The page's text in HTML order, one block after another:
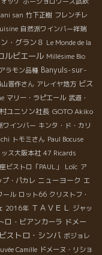
san 竹下正樹 フレンチレ
自然派ワインバー祥瑞
・グラン８ Le Monde de la
ルビエール Millésime Bio
アラモン品種 Banyuls-sur-
晋作さん アレイヤ地方 ビス
マリー・ラピエール 武道・
ユニソン社長 GOTO Akiko
ワインバー キンタ・ド・カリ
トモミさん Paul Bocuse
ス大阪本社 47 Ricards
ビストロ「PAUL」 Loïc ア
・パカレ ニューヨーク エ
ール ロット66 クリストフ・
2016年 ＴＡＶＥＬ ジャッ
ロ・ビアンカーラ ドメー
ビストロ・シンバ ボジョレ
Camille ドメーヌ・リショ